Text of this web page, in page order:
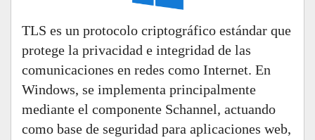
TLS es un protocolo criptográfico estándar que
protege la privacidad e integridad de las
comunicaciones en redes como Internet. En
Windows, se implementa principalmente
mediante el componente Schannel, actuando
como base de seguridad para aplicaciones web,